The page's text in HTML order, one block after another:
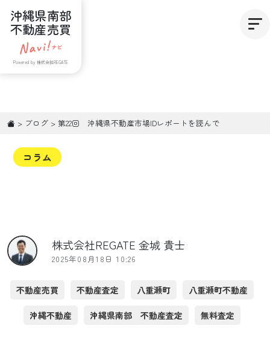
沖縄県南部
不動産売買
Powered by 株式会社REGATE
> ブログ > 第22回 沖縄県不動産市場IDレポートを読んで
コラム
株式会社REGATE 金城 貴士
2025年08月18日 10:26
不動産売買 不動産査定 八重瀬町 八重瀬町不動産
沖縄不動産 沖縄県南部 不動産査定 無料査定